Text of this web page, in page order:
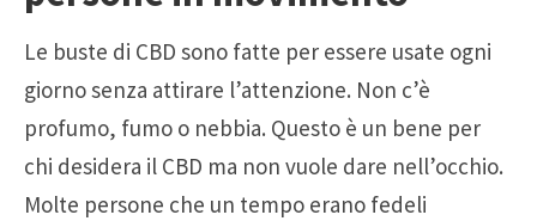
Le buste di CBD sono fatte per essere usate ogni
giorno senza attirare l’attenzione. Non c’è
profumo, fumo o nebbia. Questo è un bene per
chi desidera il CBD ma non vuole dare nell’occhio.
Molte persone che un tempo erano fedeli